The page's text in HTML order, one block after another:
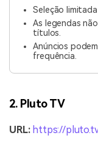
Seleção
As legendas
títulos.
Anúncios
frequência.
2. Pluto TV
URL: https://